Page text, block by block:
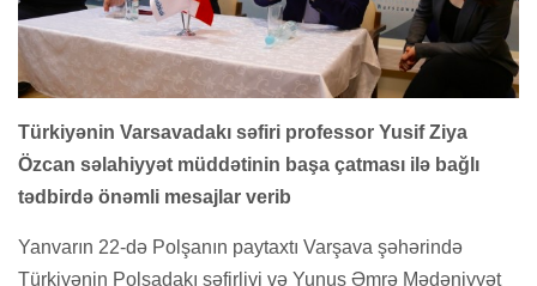
Türkiyənin Varsavadakı səfiri professor Yusif Ziya
Özcan səlahiyyət müddətinin başa çatması ilə bağlı
tədbirdə önəmli mesajlar verib
Yanvarın 22-də Polşanın paytaxtı Varşava şəhərində
Türkiyənin Polşadakı səfirliyi və Yunus Əmrə Mədəniyyət